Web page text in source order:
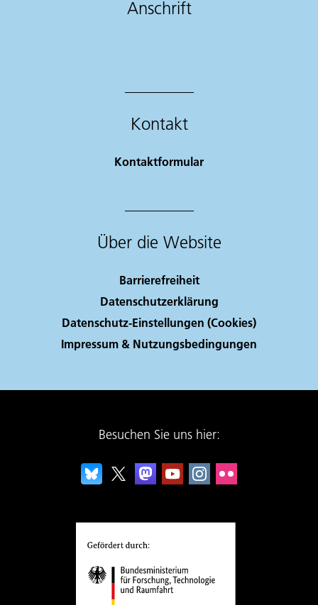
Anschrift
Kontakt
Kontaktformular
Über die Website
Barrierefreiheit
Datenschutzerklärung
Datenschutz-Einstellungen (Cookies)
Impressum & Nutzungsbedingungen
Besuchen Sie uns hier: